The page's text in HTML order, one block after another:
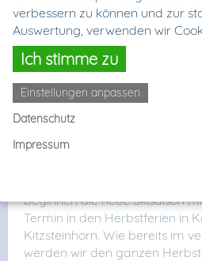
bestens betreut werden.
Aktuelles zu den
Campterminen
beginnen die neue Skisaison
Termin in den Herbstferien in
Kitzsteinhorn. Wie bereits im
werden wir den ganzen
verbessern zu können und zur
Auswertung, verwenden wir
Ich stimme zu
Einstellungen anpassen
Datenschutz
Impressum